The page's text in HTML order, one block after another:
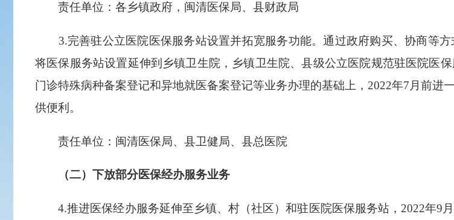
责任单位：各乡镇政府，闽清医保局、县财政局
3.完善驻公立医院医保服务站设置并拓宽服务功能。通过政府购买、协商等方
将医保服务站设置延伸到乡镇卫生院，乡镇卫生院、县级公立医院规范驻医院医
门诊特殊病种备案登记和异地就医备案登记等业务办理的基础上，2022年7月前
供便利。
责任单位：闽清医保局、县卫健局、县总医院
（二）下放部分医保经办服务业务
4.推进医保经办服务延伸至乡镇、村（社区）和驻医院医保服务站，2022年9